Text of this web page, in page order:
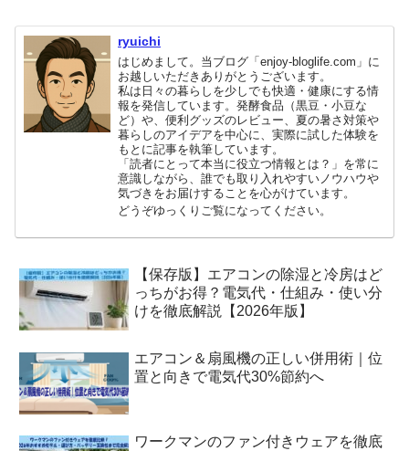
ryuichi
はじめまして。当ブログ「enjoy-bloglife.com」に
お越しいただきありがとうございます。
私は日々の暮らしを少しでも快適・健康にする情
報を発信しています。発酵食品（黒豆・小豆な
ど）や、便利グッズのレビュー、夏の暑さ対策や
暮らしのアイデアを中心に、実際に試した体験を
もとに記事を執筆しています。
「読者にとって本当に役立つ情報とは？」を常に
意識しながら、誰でも取り入れやすいノウハウや
気づきをお届けすることを心がけています。
どうぞゆっくりご覧になってください。
【保存版】エアコンの除湿と冷房はど
っちがお得？電気代・仕組み・使い分
けを徹底解説【2026年版】
エアコン＆扇風機の正しい併用術｜位
置と向きで電気代30%節約へ
ワークマンのファン付きウェアを徹底